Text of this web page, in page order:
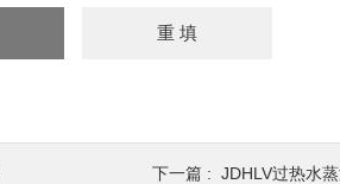
下一篇 : JDHLV过热水